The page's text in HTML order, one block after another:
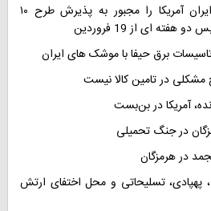
شورای عالی امنیت ملی: ایران آمریکا را مجبور به پذیرش طرح ۱۰
ای از 19 فروردین
تاسیسات برق حیفا با موشک های ایران
مشکلی در تامین کالا نیست
آمریکا در بن‌بست
پهپادی، تسلیحاتی و محل اختفای ارتش